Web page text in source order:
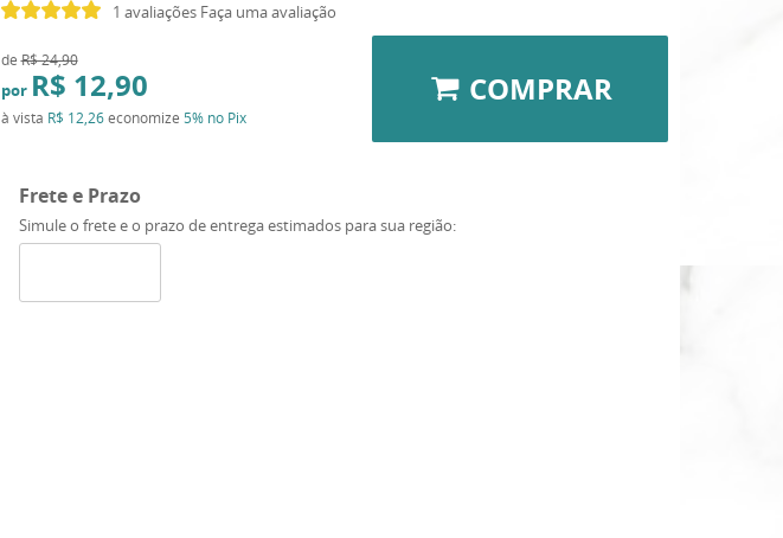
1 avaliações Faça uma avaliação
de R$ 24,90
por R$ 12,90
à vista R$ 12,26economize 5% no Pix
COMPRAR
Frete e Prazo
Simule o frete e o prazo de entrega estimados para sua região: